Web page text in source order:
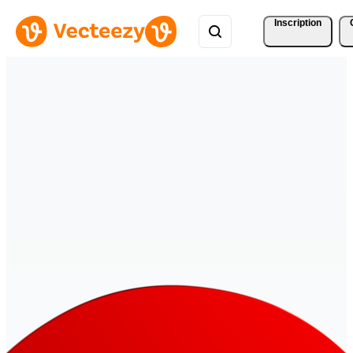
Inscription